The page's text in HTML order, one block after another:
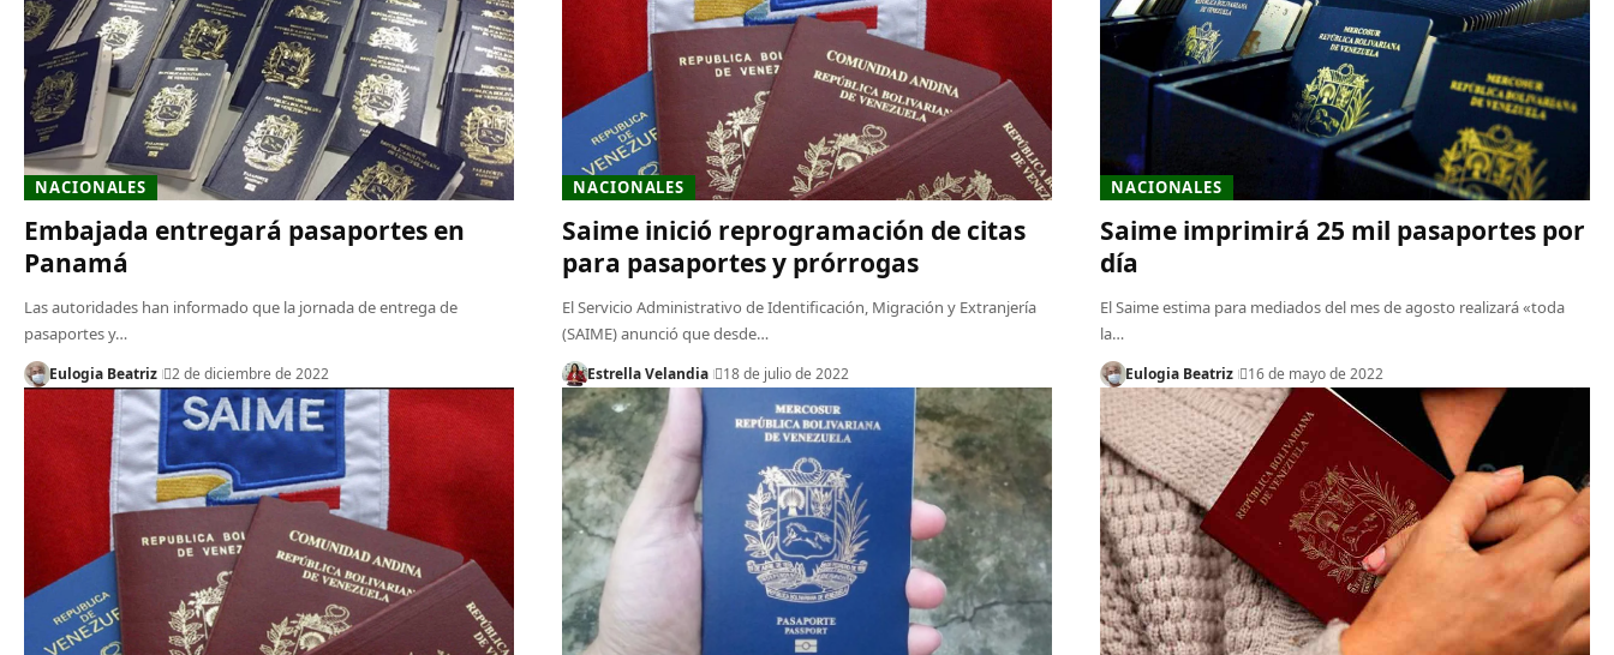
NACIONALES
Embajada entregará pasaportes en
Panamá
Las autoridades han informado que la jornada de entrega de
pasaportes y…
Eulogia Beatriz 2 de diciembre de 2022
NACIONALES
Saime inició reprogramación de citas
para pasaportes y prórrogas
El Servicio Administrativo de Identificación, Migración y Extranjería
(SAIME) anunció que desde…
Estrella Velandia 18 de julio de 2022
NACIONALES
Saime imprimirá 25 mil pasaportes por
día
El Saime estima para mediados del mes de agosto realizará «toda
la…
Eulogia Beatriz 16 de mayo de 2022